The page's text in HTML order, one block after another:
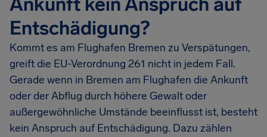
Entschädigung?
Kommt es am Flughafen Bremen zu Verspätungen,
greift die EU-Verordnung 261 nicht in jedem Fall.
Gerade wenn in Bremen am Flughafen die Ankunft
oder der Abflug durch höhere Gewalt oder
außergewöhnliche Umstände beeinflusst ist, besteht
kein Anspruch auf Entschädigung. Dazu zählen